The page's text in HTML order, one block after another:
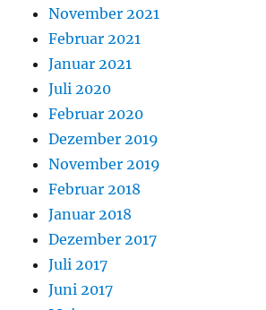
November 2021
Februar 2021
Januar 2021
Juli 2020
Februar 2020
Dezember 2019
November 2019
Februar 2018
Januar 2018
Dezember 2017
Juli 2017
Juni 2017